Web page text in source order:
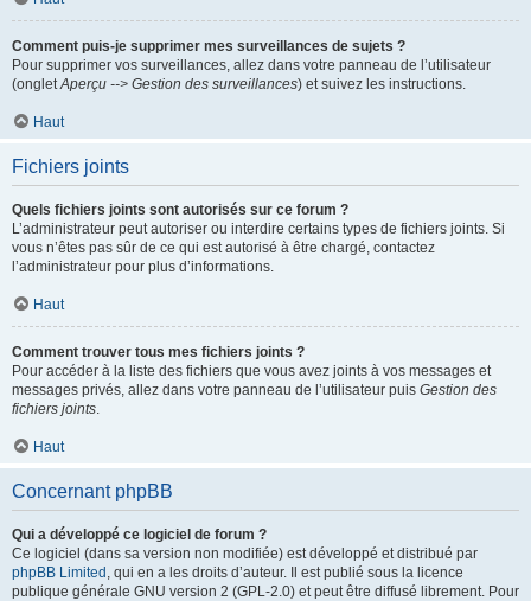
Comment puis-je supprimer mes surveillances de sujets ?
Pour supprimer vos surveillances, allez dans votre panneau de l’utilisateur
(ongletAperçu --> Gestion des surveillances) et suivez les instructions.
Haut
Fichiers joints
Quels fichiers joints sont autorisés sur ce forum ?
L’administrateur peut autoriser ou interdire certains types de fichiers joints. Si
vous n’êtes pas sûr de ce qui est autorisé à être chargé, contactez
l’administrateur pour plus d’informations.
Haut
Comment trouver tous mes fichiers joints ?
Pour accéder à la liste des fichiers que vous avez joints à vos messages et
messages privés, allez dans votre panneau de l’utilisateur puis Gestion des
fichiers joints.
Haut
Concernant phpBB
Qui a développé ce logiciel de forum ?
Ce logiciel (dans sa version non modifiée) est développé et distribué par
phpBB Limited , qui en a les droits d’auteur. Il est publié sous la licence
publique générale GNU version 2 (GPL-2.0) et peut être diffusé librement. Pour